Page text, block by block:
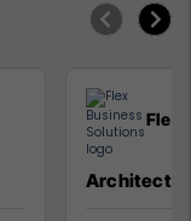
Flex
Architect